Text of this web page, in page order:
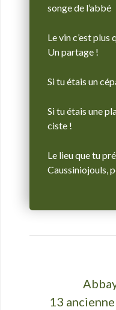
songe de l’abbé
Le vin c’est plus
Un partage !
Si tu étais un
Si tu étais une
ciste !
Le lieu que tu
Caussiniojouls,
13